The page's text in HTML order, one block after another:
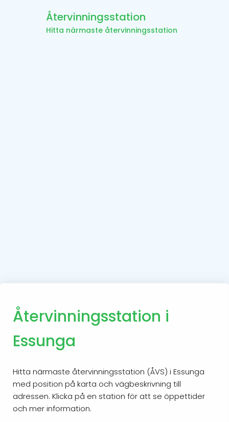
Återvinningsstation
Hitta närmaste återvinningsstation
Återvinningsstation i
Essunga
Hitta närmaste återvinningsstation (ÅVS) i Essunga
med position på karta och vägbeskrivning till
adressen. Klicka på en station för att se öppettider
och mer information.